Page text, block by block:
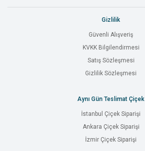
Gizlilik
Güvenli Alışveriş
KVKK Bilgilendirmesi
Satış Sözleşmesi
Gizlilik Sözleşmesi
Aynı Gün Teslimat Çiçek
İstanbul Çiçek Siparişi
Ankara Çiçek Siparişi
İzmir Çiçek Siparişi